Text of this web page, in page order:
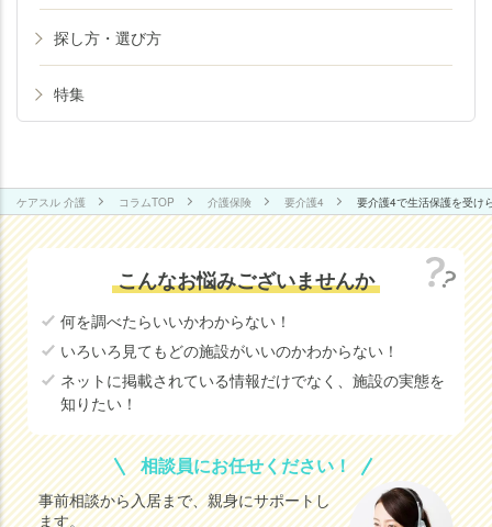
探し方・選び方
特集
ケアスル 介護 コラムTOP 介護保険 要介護4 要介護4で生活保護を受け
こんなお悩みございませんか
何を調べたらいいかわからない！
いろいろ見てもどの施設がいいのかわからない！
ネットに掲載されている情報だけでなく、施設の実態を
知りたい！
相談員にお任せください！
事前相談から入居まで、親身にサポートし
ます。